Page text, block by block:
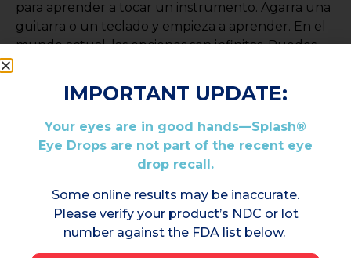
para aprender a tocar un instrumento. Agarra una
guitarra o un teclado y empieza a aprender. En el
mundo actual, las opciones son infinitas. Puedes
línea para aprender rápidamente algún
instrumento. Esto mantendrá tus manos y tu
cerebro en forma y te hará sentir muy orgulloso
de ti mismo.
IMPORTANT UPDATE:
Your eyes are in good hands—Splash®
Eye Drops are not part of the recent eye
drop recall.
Some online results may be inaccurate.
Please verify your product’s NDC or lot
number against the FDA list below.